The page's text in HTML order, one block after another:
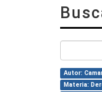
Autor:
Materia: